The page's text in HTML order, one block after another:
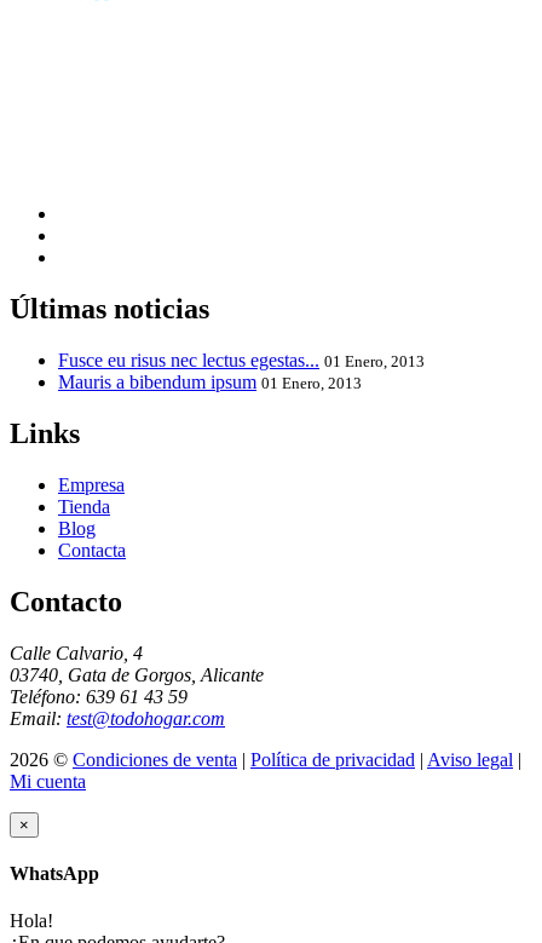
Últimas noticias
Fusce eu risus nec lectus egestas... 01 Enero, 2013
Mauris a bibendum ipsum 01 Enero, 2013
Links
Empresa
Tienda
Blog
Contacta
Contacto
Calle Calvario, 4
03740, Gata de Gorgos, Alicante
Teléfono: 639 61 43 59
Email: test@todohogar.com
2026 © Condiciones de venta | Política de privacidad | Aviso legal |
Mi cuenta
×
WhatsApp
Hola!